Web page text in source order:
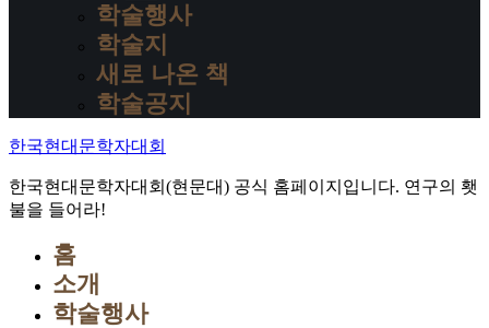
학술행사
학술지
새로 나온 책
학술공지
한국현대문학자대회
한국현대문학자대회(현문대) 공식 홈페이지입니다. 연구의 횃
불을 들어라!
홈
소개
학술행사